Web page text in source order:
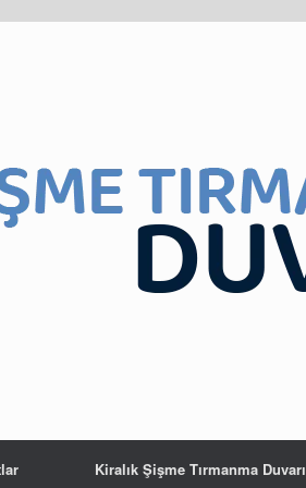
Kiralık Şişme Tırmanma Duvarı